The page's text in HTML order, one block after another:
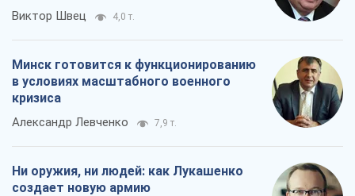
Виктор Швец 4,0 т.
Минск готовится к функционированию
в условиях масштабного военного
кризиса
Александр Левченко 7,9 т.
Ни оружия, ни людей: как Лукашенко
создает новую армию